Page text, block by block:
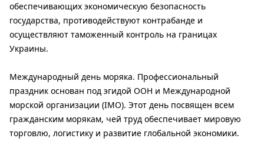
обеспечивающих экономическую безопасность
государства, противодействуют контрабанде и
осуществляют таможенный контроль на границах
Украины.
Международный день моряка. Профессиональный
праздник основан под эгидой ООН и Международной
морской организации (IMO). Этот день посвящен всем
гражданским морякам, чей труд обеспечивает мировую
торговлю, логистику и развитие глобальной экономики.